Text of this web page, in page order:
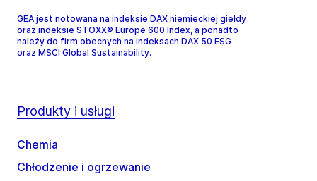
GEA jest notowana na indeksie DAX niemieckiej giełdy
oraz indeksie STOXX® Europe 600 Index, a ponadto
należy do firm obecnych na indeksach DAX 50 ESG
oraz MSCI Global Sustainability.
Produkty i usługi
Chemia
Chłodzenie i ogrzewanie